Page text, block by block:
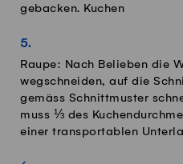
gebacken. Kuchen
Raupe: Nach Belieben die
wegschneiden, auf die
gemäss Schnittmuster
muss ⅓ des
einer transportablen